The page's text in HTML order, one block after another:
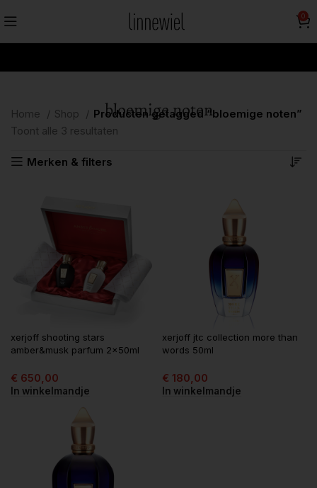
0
bloemige noten
Home Shop
Producten getagged “bloemige noten”
Toont alle 3 resultaten
Merken & filters
xerjoff shooting stars
amber&musk parfum 2x50ml
€ 650,00
In winkelmandje
xerjoff jtc collection more than
words 50ml
€ 180,00
In winkelmandje